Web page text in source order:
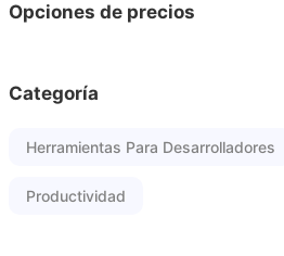
Opciones de precios
Categoría
Herramientas Para Desarrolladores
Productividad